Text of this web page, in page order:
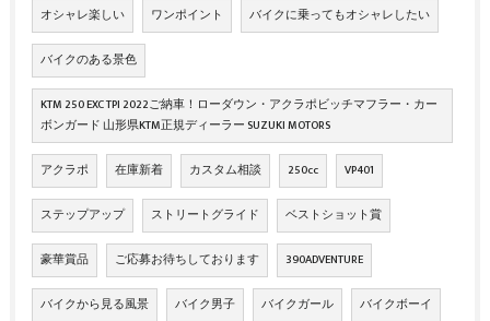
オシャレ楽しい ワンポイント バイクに乗ってもオシャレしたい
バイクのある景色
KTM 250 EXC TPI 2022ご納車！ローダウン・アクラポビッチマフラー・カー
ボンガード 山形県KTM正規ディーラー SUZUKI MOTORS
アクラポ 在庫新着 カスタム相談 250cc VP401
ステップアップ ストリートグライド ベストショット賞
豪華賞品 ご応募お待ちしております 390ADVENTURE
バイクから見る風景 バイク男子 バイクガール バイクボーイ